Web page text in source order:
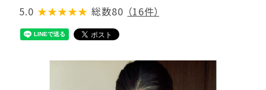
5.0 ★★★★★ 総数80 （16件）